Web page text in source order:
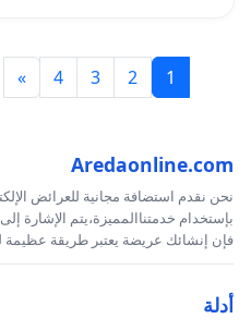
1
2
3
4
»
Aredaonline.com
نحن نقدم استضافة مجانية للعرائض
بإستخدام خدمتناالمميزة،يتم الإشارة
فإن إنشائك عريضة يعتبر طريقة عظيمة
أدلة